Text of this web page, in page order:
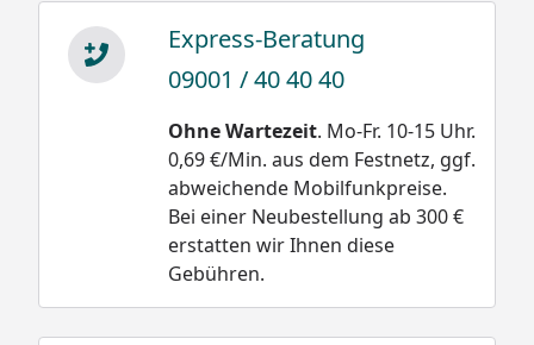
Schneegewichte:
Neuschnee trocken
kg/m³
Neuschnee schwach
gebunden 50 bis 100
Neuschnee stark
Damit wäre die
Schneehöhe
von 20 cm oder 0,2 m
bei Altschnee:
500 kg/m³ x 0,2 m =
Express-Beratung
09001 / 40 40 40
Ohne Wartezeit. Mo-Fr. 10-15 Uhr.
0,69 €/Min. aus dem Festnetz, ggf.
abweichende Mobilfunkpreise.
Bei einer Neubestellung ab 300 €
erstatten wir Ihnen diese
Gebühren.